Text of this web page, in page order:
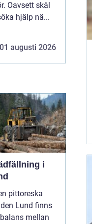
Oavsett skäl
hjälp nä...
01 augusti 2026
i
pittoreska
Lund finns
mellan